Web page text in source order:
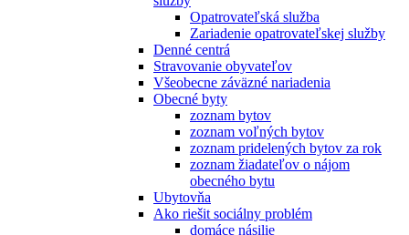
Opatrovateľská služba
Zariadenie opatrovateľskej služby
Denné centrá
Stravovanie obyvateľov
Všeobecne záväzné nariadenia
Obecné byty
zoznam bytov
zoznam voľných bytov
zoznam pridelených bytov za rok
zoznam žiadateľov o nájom
obecného bytu
Ubytovňa
Ako riešit sociálny problém
domáce násilie